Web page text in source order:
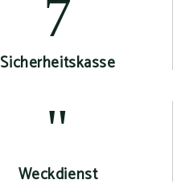
Sicherheitskasse
Weckdienst